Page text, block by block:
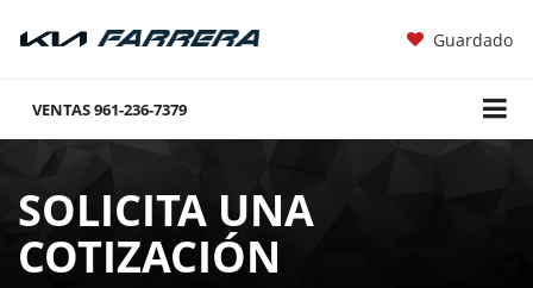
Guardado
VENTAS961-236-7379
SOLICITA UNA
COTIZACIÓN